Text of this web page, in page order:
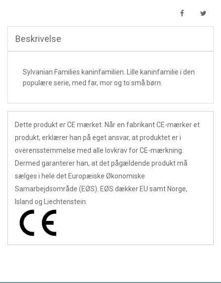
Beskrivelse
Sylvanian Families kaninfamilien. Lille kaninfamilie i den
populære serie, med far, mor og to små børn.
Dette produkt er CE mærket. Når en fabrikant CE-mærker et
produkt, erklærer han på eget ansvar, at produktet er i
overensstemmelse med alle lovkrav for CE-mærkning.
Dermed garanterer han, at det pågældende produkt må
sælges i hele det Europæiske Økonomiske
Samarbejdsområde (EØS). EØS dækker EU samt Norge,
Island og Liechtenstein.